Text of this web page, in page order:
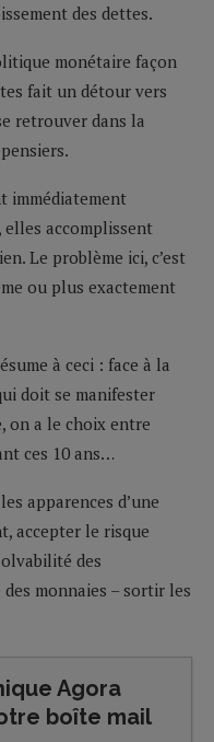
des dettes.
monétaire façon
fait un détour vers
retrouver dans la
immédiatement
elles accomplissent
Le problème ici, c’est
ou plus exactement
à ceci : face à la
doit se manifester
on a le choix entre
ces 10 ans…
apparences d’une
accepter le risque
des
monnaies – sortir les
Agora
boîte mail